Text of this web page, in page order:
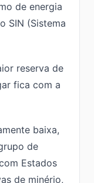
de energia
SIN (Sistema
reserva de
fica com a
baixa,
de
Estados
de minério,